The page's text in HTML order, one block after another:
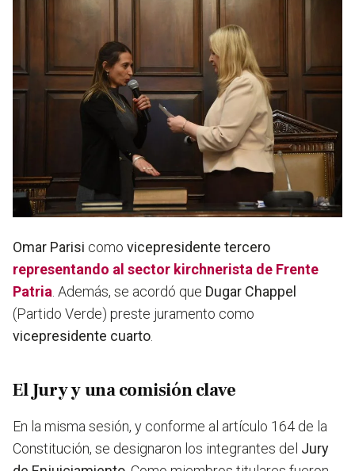
Omar Parisi como vicepresidente tercero
representando al sector kirchnerista de Frente
Patria . Además, se acordó que Dugar Chappel
(Partido Verde) preste juramento como
vicepresidente cuarto
El Jury y una comisión clave
En la misma sesión, y conforme al artículo 164 de la
Constitución, se designaron los integrantes del Jury